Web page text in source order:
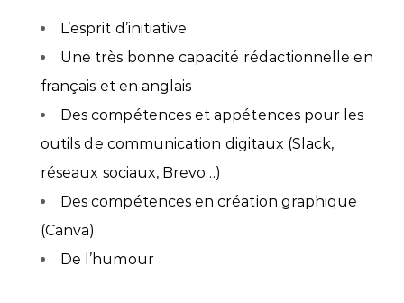
L’esprit d’initiative
Une très bonne capacité rédactionnelle en
français et en anglais
Des compétences et appétences pour les
outils de communication digitaux (Slack,
réseaux sociaux, Brevo…)
Des compétences en création graphique
(Canva)
De l’humour